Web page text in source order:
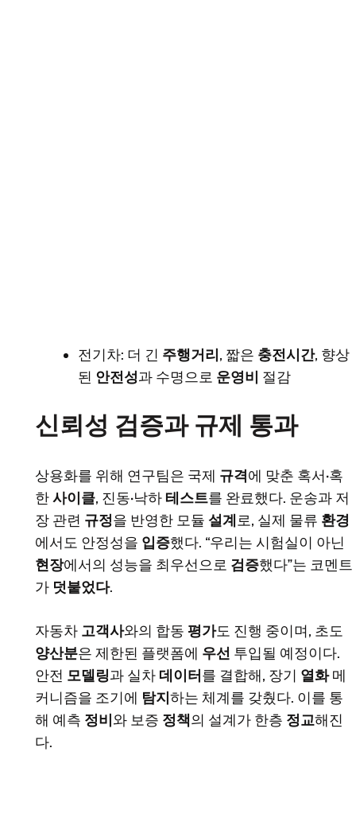
전기차: 더 긴 주행거리 , 짧은 충전시간, 향상
된 안전성과 수명으로 운영비 절감
신뢰성 검증과 규제 통과
상용화를 위해 연구팀은 국제 규격에 맞춘 혹서·혹
한사이클, 진동·낙하 테스트를 완료했다. 운송과 저
장 관련 규정을 반영한 모듈 설계 로, 실제 물류 환경
에서도 안정성을 입증했다. “우리는 시험실이 아닌
현장에서의 성능을 최우선으로 검증했다”는 코멘트
가 덧붙었다.
자동차 고객사와의 합동 평가도 진행 중이며, 초도
양산분은 제한된 플랫폼에 우선 투입될 예정이다.
안전 모델링과 실차 데이터 를 결합해, 장기 열화메
커니즘을 조기에 탐지 하는 체계를 갖췄다. 이를 통
해 예측 정비 와 보증 정책의 설계가 한층 정교해진
다.